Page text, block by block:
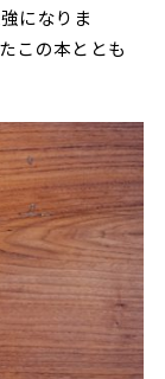
になりま
この本ととも